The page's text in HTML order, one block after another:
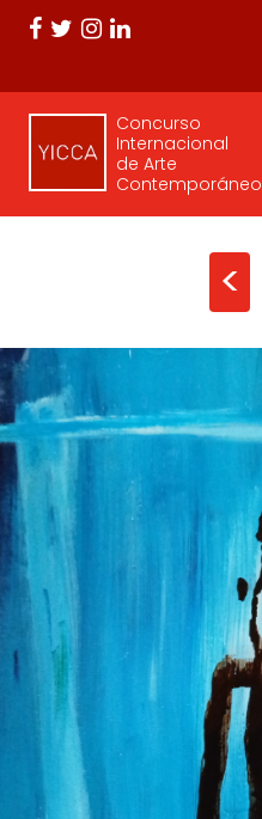
Concurso
Internacional
de Arte
Contemporáneo
<